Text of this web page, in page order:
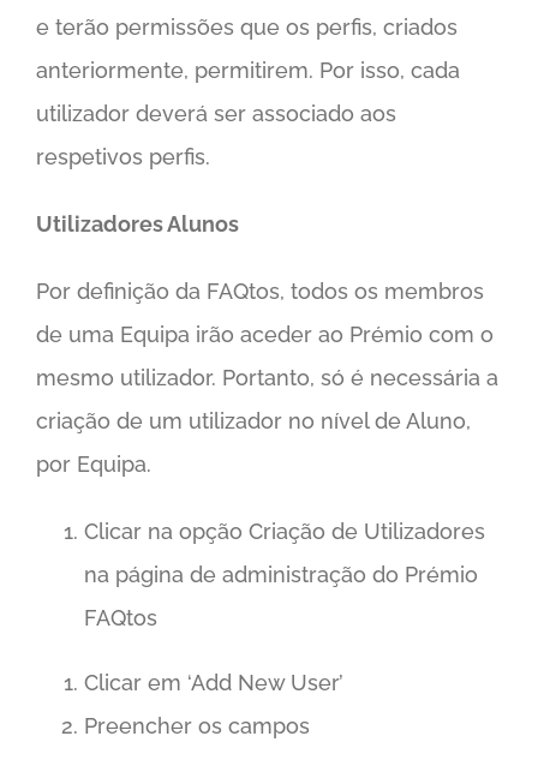
e terão permissões que os perfis, criados
anteriormente, permitirem. Por isso, cada
utilizador deverá ser associado aos
respetivos perfis.
Utilizadores Alunos
Por definição da FAQtos, todos os membros
de uma Equipa irão aceder ao Prémio com o
mesmo utilizador. Portanto, só é necessária a
criação de um utilizador no nível de Aluno,
por Equipa.
Clicar na opção Criação de Utilizadores
na página de administração do Prémio
FAQtos
Clicar em ‘Add New User’
Preencher os campos